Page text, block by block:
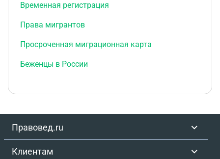
Временная регистрация
Права мигрантов
Просроченная миграционная карта
Беженцы в России
Правовед.ru
Клиентам